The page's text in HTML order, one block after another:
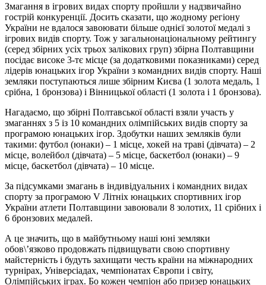
Змагання в ігрових видах спорту пройшли у надзвичайно
гострій конкуренції. Досить сказати, що жодному регіону
України не вдалося завоювати більше однієї золотої медалі з
ігрових видів спорту. Тож у загальнонаціональному рейтингу
(серед збірних усіх трьох залікових груп) збірна Полтавщини
посідає високе 3-тє місце (за додатковими показниками) серед
лідерів юнацьких ігор України з командних видів спорту. Наші
земляки поступаються лише збірним Києва (1 золота медаль, 1
срібна, 1 бронзова) і Вінницької області (1 золота і 1 бронзова).
Нагадаємо, що збірні Полтавської області взяли участь у
змаганнях з 5 із 10 командних олімпійських видів спорту за
програмою юнацьких ігор. Здобутки наших земляків були
такими: футбол (юнаки) – 1 місце, хокей на траві (дівчата) – 2
місце, волейбол (дівчата) – 5 місце, баскетбол (юнаки) – 9
місце, баскетбол (дівчата) – 10 місце.
За підсумками змагань в індивідуальних і командних видах
спорту за програмою V Літніх юнацьких спортивних ігор
України атлети Полтавщини завоювали 8 золотих, 11 срібних і
6 бронзових медалей.
А це значить, що в майбутньому наші юні земляки
обов\’язково продовжать підвищувати свою спортивну
майстерність і будуть захищати честь країни на міжнародних
турнірах, Універсіадах, чемпіонатах Європи і світу,
Олімпійських іграх. Бо кожен чемпіон або призер юнацьких